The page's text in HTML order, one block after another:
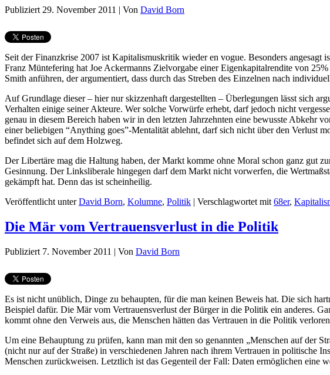
Publiziert 29. November 2011 | Von David Born
Seit der Finanzkrise 2007 ist Kapitalismuskritik wieder en vogue. Besonders
Franz Müntefering hat Joe Ackermanns Zielvorgabe einer Eigenkapitalrendite von
Smith anführen, der argumentiert, dass durch das Streben des Einzelnen nach
Auf Grundlage dieser – hier nur skizzenhaft dargestellten – Überlegungen lässt sich
Verhalten einige seiner Akteure. Wer solche Vorwürfe erhebt, darf jedoch nicht
genau in diesem Bereich haben wir in den letzten Jahrzehnten eine bewusste Abkehr
einer beliebigen “Anything goes”-Mentalität ablehnt, darf sich nicht über den Verlust
befindet sich auf dem Holzweg.
Der Libertäre mag die Haltung haben, der Markt komme ohne Moral schon ganz gut
Gesinnung. Der Linksliberale hingegen darf dem Markt nicht vorwerfen, die
gekämpft hat. Denn das ist scheinheilig.
Veröffentlicht unter David Born, Kolumne, Politik | Verschlagwortet mit 68er,
Die Mär vom Vertrauensverlust in die Politik
Publiziert 7. November 2011 | Von David Born
Es ist nicht unüblich, Dinge zu behaupten, für die man keinen Beweis hat. Die sich
Beispiel dafür. Die Mär vom Vertrauensverlust der Bürger in die Politik ein anderes.
kommt ohne den Verweis aus, die Menschen hätten das Vertrauen in die Politik
Um eine Behauptung zu prüfen, kann man mit den so genannten „Menschen auf der
(nicht nur auf der Straße) in verschiedenen Jahren nach ihrem Vertrauen in politische
Menschen zurückweisen. Letztlich ist das Gegenteil der Fall: Daten ermöglichen eine